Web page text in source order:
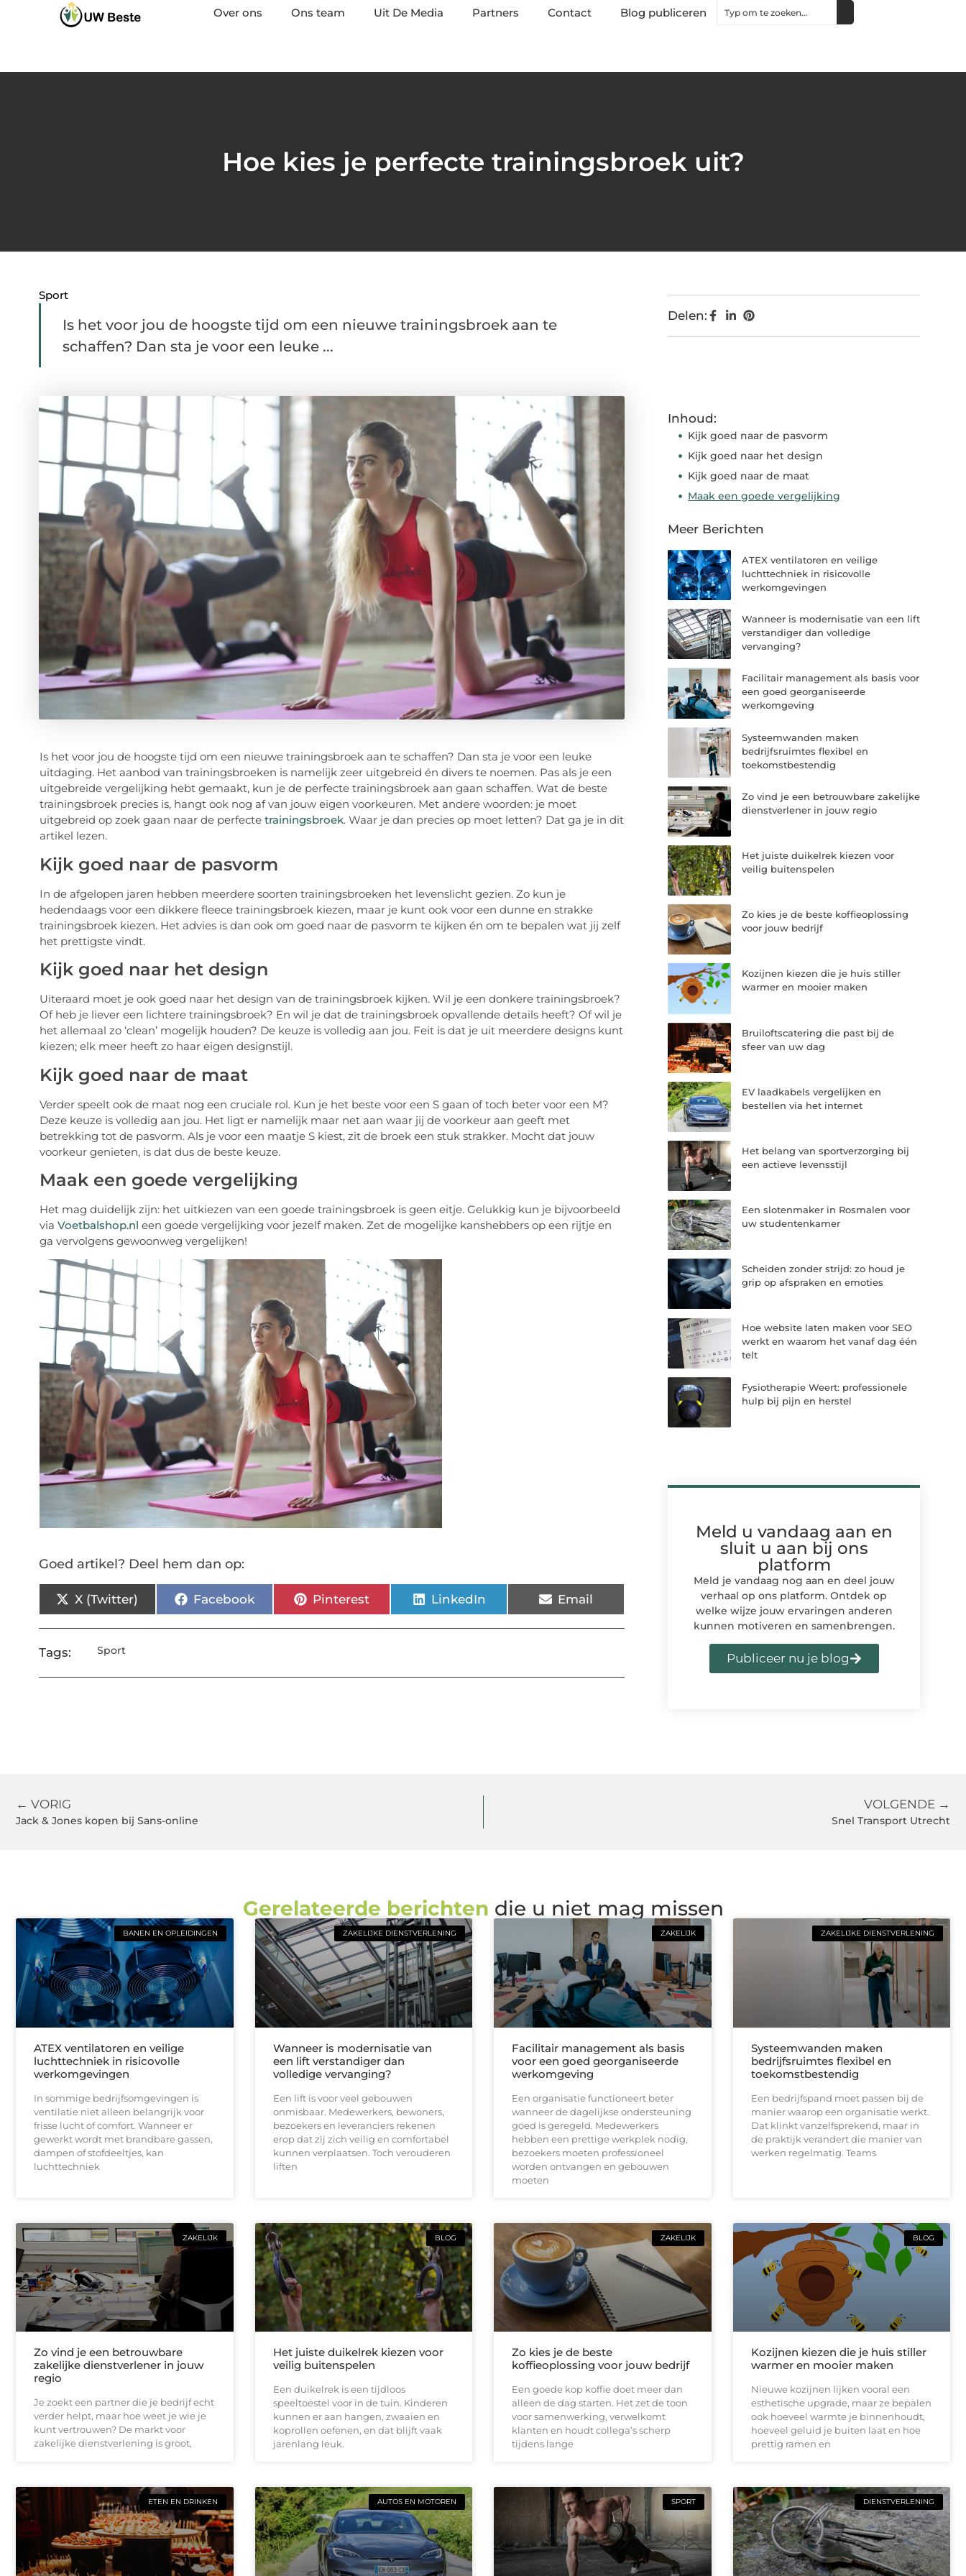
Over ons Ons team Uit De Media Partners Contact Blog publiceren
Hoe kies je perfecte trainingsbroek uit?
Sport
Is het voor jou de hoogste tijd om een nieuwe trainingsbroek aan te
schaffen? Dan sta je voor een leuke ...
Is het voor jou de hoogste tijd om een nieuwe trainingsbroek aan te schaffen? Dan sta je voor een leuke
uitdaging. Het aanbod van trainingsbroeken is namelijk zeer uitgebreid én divers te noemen. Pas als je een
uitgebreide vergelijking hebt gemaakt, kun je de perfecte trainingsbroek aan gaan schaffen. Wat de beste
trainingsbroek precies is, hangt ook nog af van jouw eigen voorkeuren. Met andere woorden: je moet
uitgebreid op zoek gaan naar de perfecte trainingsbroek. Waar je dan precies op moet letten? Dat ga je in dit
artikel lezen.
Kijk goed naar de pasvorm
In de afgelopen jaren hebben meerdere soorten trainingsbroeken het levenslicht gezien. Zo kun je
hedendaags voor een dikkere fleece trainingsbroek kiezen, maar je kunt ook voor een dunne en strakke
trainingsbroek kiezen. Het advies is dan ook om goed naar de pasvorm te kijken én om te bepalen wat jij zelf
het prettigste vindt.
Kijk goed naar het design
Uiteraard moet je ook goed naar het design van de trainingsbroek kijken. Wil je een donkere trainingsbroek?
Of heb je liever een lichtere trainingsbroek? En wil je dat de trainingsbroek opvallende details heeft? Of wil je
het allemaal zo ‘clean’ mogelijk houden? De keuze is volledig aan jou. Feit is dat je uit meerdere designs kunt
kiezen; elk meer heeft zo haar eigen designstijl.
Kijk goed naar de maat
Verder speelt ook de maat nog een cruciale rol. Kun je het beste voor een S gaan of toch beter voor een M?
Deze keuze is volledig aan jou. Het ligt er namelijk maar net aan waar jij de voorkeur aan geeft met
betrekking tot de pasvorm. Als je voor een maatje S kiest, zit de broek een stuk strakker. Mocht dat jouw
voorkeur genieten, is dat dus de beste keuze.
Maak een goede vergelijking
Het mag duidelijk zijn: het uitkiezen van een goede trainingsbroek is geen eitje. Gelukkig kun je bijvoorbeeld
via Voetbalshop.nl een goede vergelijking voor jezelf maken. Zet de mogelijke kanshebbers op een rijtje en
ga vervolgens gewoonweg vergelijken!
Goed artikel? Deel hem dan op:
X (Twitter) Facebook Pinterest LinkedIn Email
Tags: Sport
Delen:
Inhoud:
Kijk goed naar de pasvorm
Kijk goed naar het design
Kijk goed naar de maat
Maak een goede vergelijking
Meer Berichten
ATEX ventilatoren en veilige
luchttechniek in risicovolle
werkomgevingen
Wanneer is modernisatie van een lift
verstandiger dan volledige
vervanging?
Facilitair management als basis voor
een goed georganiseerde
werkomgeving
Systeemwanden maken
bedrijfsruimtes flexibel en
toekomstbestendig
Zo vind je een betrouwbare zakelijke
dienstverlener in jouw regio
Het juiste duikelrek kiezen voor
veilig buitenspelen
Zo kies je de beste koffieoplossing
voor jouw bedrijf
Kozijnen kiezen die je huis stiller
warmer en mooier maken
Bruiloftscatering die past bij de
sfeer van uw dag
EV laadkabels vergelijken en
bestellen via het internet
Het belang van sportverzorging bij
een actieve levensstijl
Een slotenmaker in Rosmalen voor
uw studentenkamer
Scheiden zonder strijd: zo houd je
grip op afspraken en emoties
Hoe website laten maken voor SEO
werkt en waarom het vanaf dag één
telt
Fysiotherapie Weert: professionele
hulp bij pijn en herstel
Meld u vandaag aan en
sluit u aan bij ons
platform
Meld je vandaag nog aan en deel jouw
verhaal op ons platform. Ontdek op
welke wijze jouw ervaringen anderen
kunnen motiveren en samenbrengen.
Publiceer nu je blog
← VORIG
Jack & Jones kopen bij Sans-online
VOLGENDE →
Snel Transport Utrecht
Gerelateerde berichten die u niet mag missen
BANEN EN OPLEIDINGEN
ATEX ventilatoren en veilige
luchttechniek in risicovolle
werkomgevingen
In sommige bedrijfsomgevingen is
ventilatie niet alleen belangrijk voor
frisse lucht of comfort. Wanneer er
gewerkt wordt met brandbare gassen,
dampen of stofdeeltjes, kan
luchttechniek
ZAKELIJKE DIENSTVERLENING
Wanneer is modernisatie van
een lift verstandiger dan
volledige vervanging?
Een lift is voor veel gebouwen
onmisbaar. Medewerkers, bewoners,
bezoekers en leveranciers rekenen
erop dat zij zich veilig en comfortabel
kunnen verplaatsen. Toch verouderen
liften
ZAKELIJK
Facilitair management als basis
voor een goed georganiseerde
werkomgeving
Een organisatie functioneert beter
wanneer de dagelijkse ondersteuning
goed is geregeld. Medewerkers
hebben een prettige werkplek nodig,
bezoekers moeten professioneel
worden ontvangen en gebouwen
moeten
ZAKELIJKE DIENSTVERLENING
Systeemwanden maken
bedrijfsruimtes flexibel en
toekomstbestendig
Een bedrijfspand moet passen bij de
manier waarop een organisatie werkt.
Dat klinkt vanzelfsprekend, maar in
de praktijk verandert die manier van
werken regelmatig. Teams
ZAKELIJK
Zo vind je een betrouwbare
zakelijke dienstverlener in jouw
regio
Je zoekt een partner die je bedrijf echt
verder helpt, maar hoe weet je wie je
kunt vertrouwen? De markt voor
zakelijke dienstverlening is groot,
BLOG
Het juiste duikelrek kiezen voor
veilig buitenspelen
Een duikelrek is een tijdloos
speeltoestel voor in de tuin. Kinderen
kunnen er aan hangen, zwaaien en
koprollen oefenen, en dat blijft vaak
jarenlang leuk.
ZAKELIJK
Zo kies je de beste
koffieoplossing voor jouw bedrijf
Een goede kop koffie doet meer dan
alleen de dag starten. Het zet de toon
voor samenwerking, verwelkomt
klanten en houdt collega’s scherp
tijdens lange
BLOG
Kozijnen kiezen die je huis stiller
warmer en mooier maken
Nieuwe kozijnen lijken vooral een
esthetische upgrade, maar ze bepalen
ook hoeveel warmte je binnenhoudt,
hoeveel geluid je buiten laat en hoe
prettig ramen en
ETEN EN DRINKEN AUTOS EN MOTOREN SPORT DIENSTVERLENING